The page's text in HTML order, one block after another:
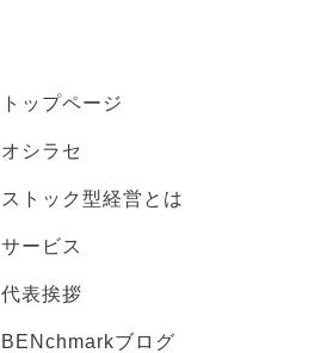
トップページ
オシラセ
ストック型経営とは
サービス
代表挨拶
BENchmarkブログ